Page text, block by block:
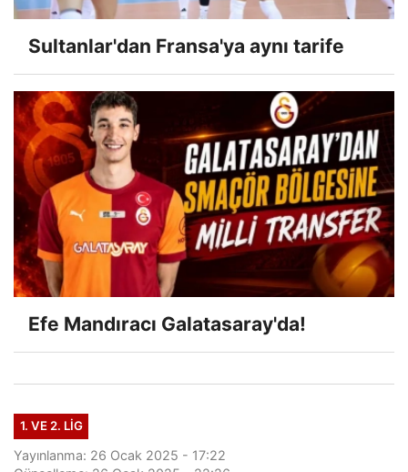
Sultanlar'dan Fransa'ya aynı tarife
Efe Mandıracı Galatasaray'da!
1. VE 2. LIG
Yayınlanma: 26 Ocak 2025 - 17:22